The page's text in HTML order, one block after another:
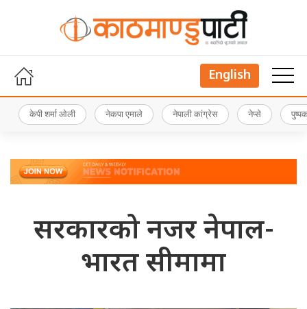
English
केपी शर्मा ओली नेकपा एमाले नेपाली कांग्रेस नेप्से
सरकारको नजर नेपाल-
भारत सीमामा